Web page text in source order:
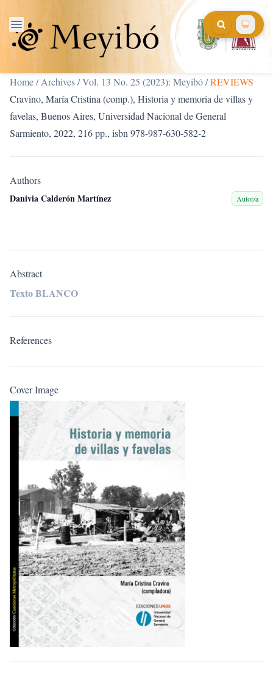
Home/ Archives/Vol. 13 No. 25 (2023): Meyibó/REVIEWS
Cravino, María Cristina (comp.), Historia y memoria de villas y
favelas, Buenos Aires, Universidad Nacional de General
Sarmiento, 2022, 216 pp., isbn 978-987-630-582-2
Authors
Danivia Calderón Martínez
Autor/a
Abstract
Texto BLANCO
References
Cover Image